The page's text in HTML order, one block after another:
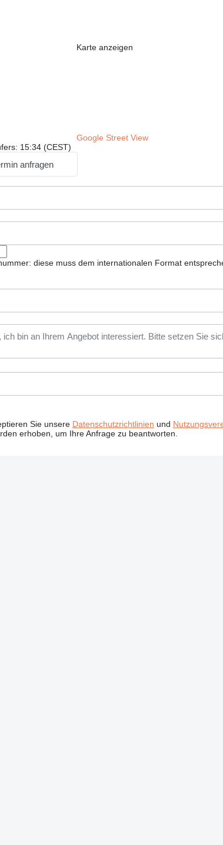
Karte anzeigen
Google Street View
15:34 (CEST)
anfragen
diese muss dem internationalen Format
Sie unsere Datenschutzrichtlinien und
erhoben, um Ihre Anfrage zu beantworten.